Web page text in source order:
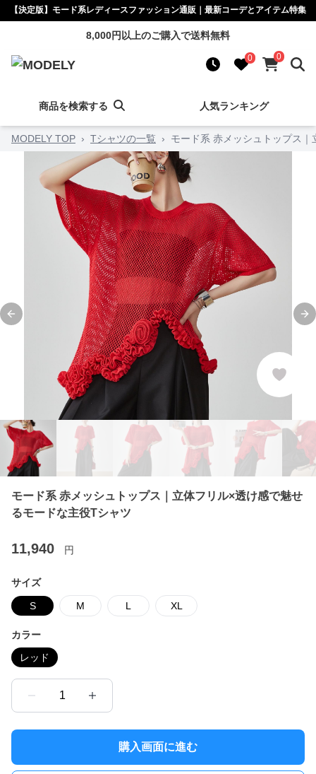
【決定版】モード系レディースファッション通販｜最新コーデとアイテム特集
8,000円以上のご購入で送料無料
0 0
商品を検索する 人気ランキング
MODELY TOP › Tシャツの一覧 › モード系 赤メッシュトップス
Previous slide
モード系 赤メッシュトップス｜立体フリル×透け感で魅せ
るモードな主役Tシャツ
11,940 円
サイズ
S M L XL
カラー
レッド
1
購入画面に進む